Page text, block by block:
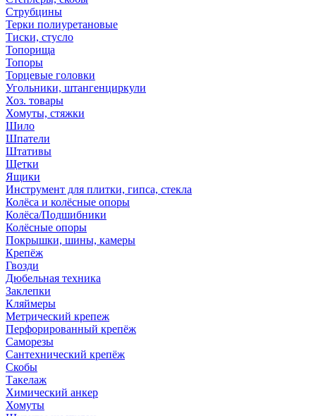
Струбцины
Терки полиуретановые
Тиски, стусло
Топорища
Топоры
Торцевые головки
Угольники, штангенциркули
Хоз. товары
Хомуты, стяжки
Шило
Шпатели
Штативы
Щетки
Ящики
Инструмент для плитки, гипса, стекла
Колёса и колёсные опоры
Колёса/Подшибники
Колёсные опоры
Покрышки, шины, камеры
Крепёж
Гвозди
Дюбельная техника
Заклепки
Кляймеры
Метрический крепеж
Перфорированный крепёж
Саморезы
Сантехнический крепёж
Скобы
Такелаж
Химический анкер
Хомуты